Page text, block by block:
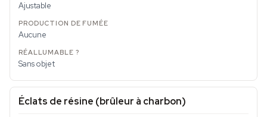
Ajustable
Aucune
Sans objet
Éclats de résine (brûleur à charbon)